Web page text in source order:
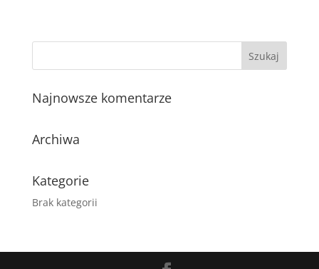
Najnowsze komentarze
Archiwa
Kategorie
Brak kategorii